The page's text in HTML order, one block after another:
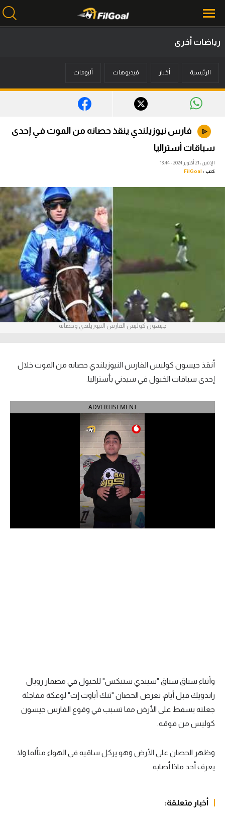
أخبار
فانتازي في الجول
آراء حرة
ركن الألعاب
أمريكا 2026
الدوري الإسباني
الدوري الإيطالي
الدوري السعودي للمحترفين
دوري أبطال إفريقيا
سعودي في الجول
الدوري الإنجليزي
الدوري الإسباني
دوري أبطال أوروبا
القسم الثاني
أمم إفريقيا
رياضات أخرى
الرئيسية أخبار فيديوهات ألبومات
فارس نيوزيلندي ينقذ حصانه من الموت في إحدى
سباقات أستراليا
الإثنين، 21 أكتوبر 2024 - 18:44
كتب : FilGoal
جيسون كوليس الفارس النيوزيلندي وحصانه
أنقذ جيسون كوليس الفارس النيوزيلندي حصانه من الموت خلال
إحدى سباقات الخيول في سيدني بأستراليا.
ADVERTISEMENT
وأثناء سباق سباق "سيندي ستيكس" للخيول في مضمار رويال
راندويك قبل أيام، تعرض الحصان "ثنك أباوت إت" لوعكة مفاجئة
جعلته يسقط على الأرض مما تسبب في وقوع الفارس جيسون
كوليس من فوقه.
وظهر الحصان على الأرض وهو يركل ساقيه في الهواء متألما ولا
يعرف أحد ماذا أصابه.
أخبار متعلقة: